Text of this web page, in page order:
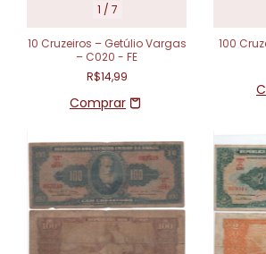
1 / 7
10 Cruzeiros – Getúlio Vargas
– C020 - FE
R$14,99
100